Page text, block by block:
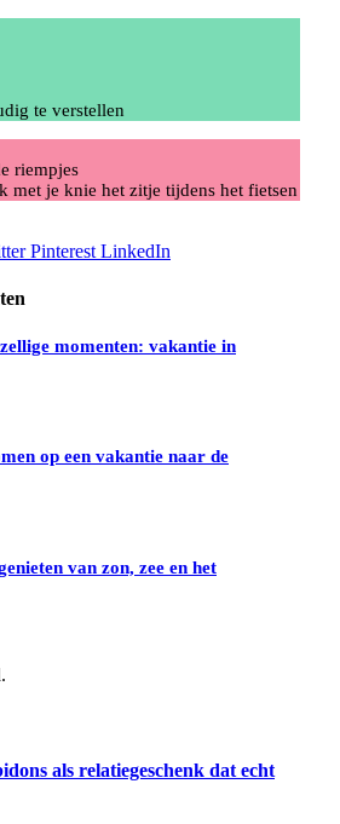
te verstellen
riempjes
met je knie het zitje tijdens het fietsen
Pinterest LinkedIn
momenten: vakantie in
op een vakantie naar de
van zon, zee en het
als relatiegeschenk dat echt